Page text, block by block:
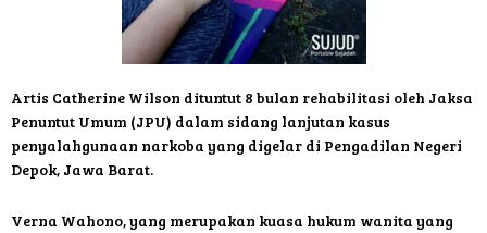
Artis Catherine Wilson dituntut 8 bulan rehabilitasi oleh Jaksa
Penuntut Umum (JPU) dalam sidang lanjutan kasus
penyalahgunaan narkoba yang digelar di Pengadilan Negeri
Depok, Jawa Barat.
Verna Wahono, yang merupakan kuasa hukum wanita yang